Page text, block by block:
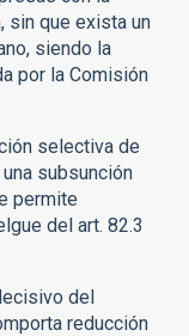
sin que exista un
siendo la
por la Comisión
selectiva de
subsunción
permite
del art. 82.3
del
reducción